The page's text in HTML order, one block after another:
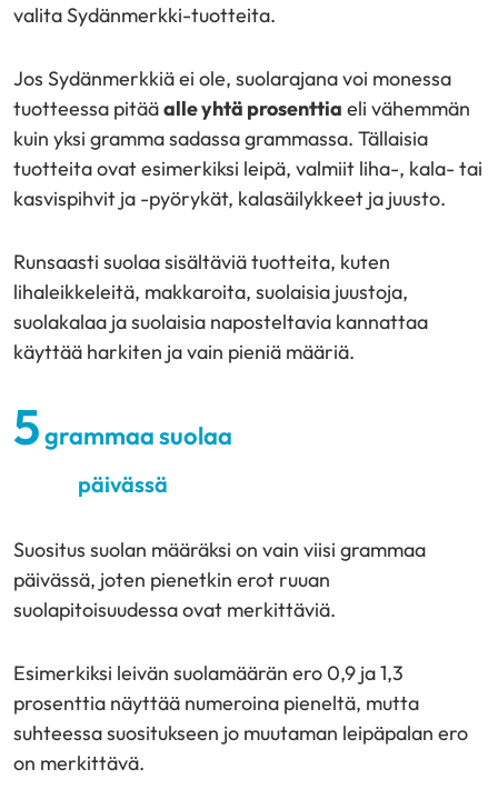
valita Sydänmerkki-tuotteita.
Jos Sydänmerkkiä ei ole, suolarajana voi monessa
tuotteessa pitääalle yhtä prosenttia eli vähemmän
kuin yksi gramma sadassa grammassa. Tällaisia
tuotteita ovat esimerkiksi leipä, valmiit liha-, kala- tai
kasvispihvit ja -pyörykät, kalasäilykkeet ja juusto.
Runsaasti suolaa sisältäviä tuotteita, kuten
lihaleikkeleitä, makkaroita, suolaisia juustoja,
suolakalaa ja suolaisia naposteltavia kannattaa
käyttää harkiten ja vain pieniä määriä.
5grammaa suolaa
päivässä
Suositus suolan määräksi on vain viisi grammaa
päivässä, joten pienetkin erot ruuan
suolapitoisuudessa ovat merkittäviä.
Esimerkiksi leivän suolamäärän ero 0,9 ja 1,3
prosenttia näyttää numeroina pieneltä, mutta
suhteessa suositukseen jo muutaman leipäpalan ero
on merkittävä.